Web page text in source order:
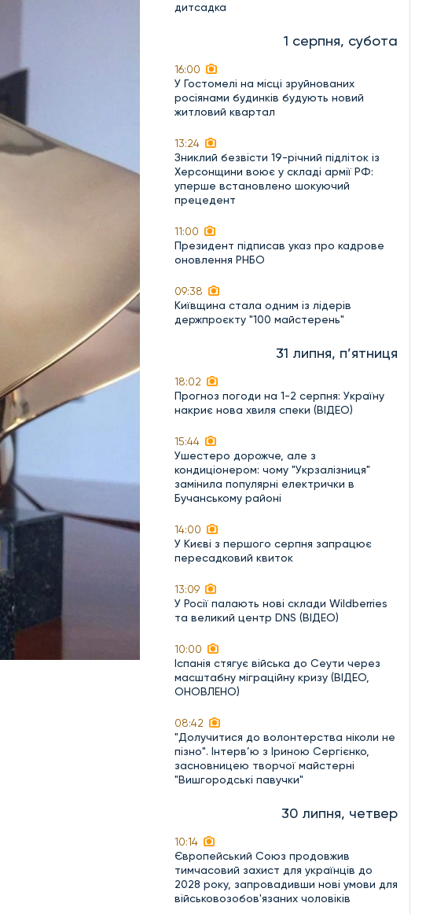
дитсадка
1 серпня, субота
16:00
У Гостомелі на місці зруйнованих
росіянами будинків будують новий
житловий квартал
13:24
Зниклий безвісти 19-річний підліток із
Херсонщини воює у складі армії РФ:
уперше встановлено шокуючий
прецедент
11:00
Президент підписав указ про кадрове
оновлення РНБО
09:38
Київщина стала одним із лідерів
держпроєкту "100 майстерень"
31 липня, п’ятниця
18:02
Прогноз погоди на 1-2 серпня: Україну
накриє нова хвиля спеки (ВІДЕО)
15:44
Ушестеро дорожче, але з
кондиціонером: чому "Укрзалізниця"
замінила популярні електрички в
Бучанському районі
14:00
У Києві з першого серпня запрацює
пересадковий квиток
13:09
У Росії палають нові склади Wildberries
та великий центр DNS (ВІДЕО)
10:00
Іспанія стягує війська до Сеути через
масштабну міграційну кризу (ВІДЕО,
ОНОВЛЕНО)
08:42
"Долучитися до волонтерства ніколи не
пізно". Інтерв’ю з Іриною Сергієнко,
засновницею творчої майстерні
"Вишгородські павучки"
30 липня, четвер
10:14
Європейський Союз продовжив
тимчасовий захист для українців до
2028 року, запровадивши нові умови для
військовозобов'язаних чоловіків